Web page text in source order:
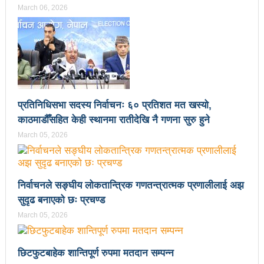
आगामी आर्थिक वर्षभित्रै भरतपुर विमानस्थलको विस्तार
भइसक्छः मन्त्री तामाङ
चीन भ्रमणका क्रममा भएका सम्झौता कार्यान्यवनमा गइरहेका
छन्ः प्रधानमन्त्री प्रचण्ड
लुम्बिनी प्रदेशले घरबाटै व्यवसायिक फर्म दर्ता गर्ने व्यवस्था
मिलाउने:मन्त्री बस्नेत
१९ वर्षमुनिको सुदूरपश्चिम छनोट राष्ट्रिय क्रिकेटको उपाधि
बैतडीलाई
कसरी पाइनेछ बेलकोटगढीबासीले निःशुल्क रगत
हवाई टिकटको भ्याट हटाउन काम भइरहेको छः मन्त्री तामाङ
अपाङ्गता भएका व्यक्तिहरूको यौनिकता र प्रजनन स्वास्थ्यबारे
सचेतना व्यापक गराउन सरोकारवालाको जोड
March 06, 2026
प्रतिनिधिसभा सदस्य निर्वाचनः ६० प्रतिशत मत खस्यो,
काठमाडौँसहित केही स्थानमा रातीदेखि नै गणना सुरु हुने
March 05, 2026
निर्वाचनले सङ्घीय लोकतान्त्रिक गणतन्त्रात्मक प्रणालीलाई अझ
सुदृढ बनाएको छः प्रचण्ड
March 05, 2026
छिटफुटबाहेक शान्तिपूर्ण रुपमा मतदान सम्पन्न